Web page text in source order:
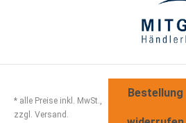
* alle Preise inkl. MwSt.,
zzgl. Versand.
Bestellung